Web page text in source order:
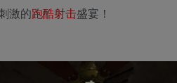
激的跑酷射击盛宴！